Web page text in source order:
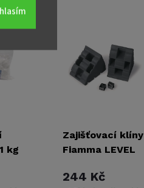
kg
Zajišťovací klíny
Fiamma LEVEL
244 Kč